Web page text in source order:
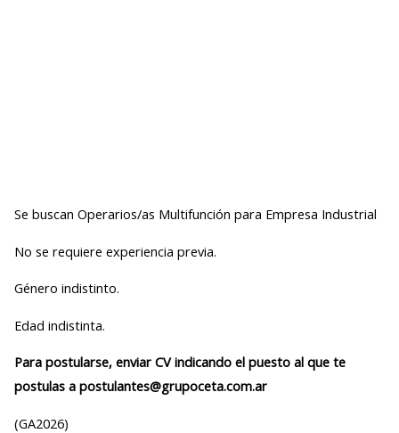
Se buscan Operarios/as Multifunción para Empresa Industrial
No se requiere experiencia previa.
Género indistinto.
Edad indistinta.
Para postularse, enviar CV indicando el puesto al que te
postulas a postulantes@grupoceta.com.ar
(GA2026)